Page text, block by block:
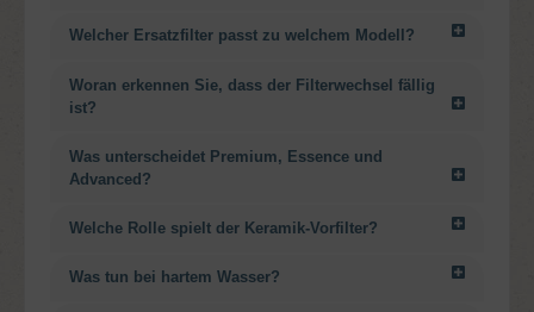
Welcher Ersatzfilter passt zu welchem Modell?
Woran erkennen Sie, dass der Filterwechsel fällig
ist?
Was unterscheidet Premium, Essence und
Advanced?
Welche Rolle spielt der Keramik-Vorfilter?
Was tun bei hartem Wasser?